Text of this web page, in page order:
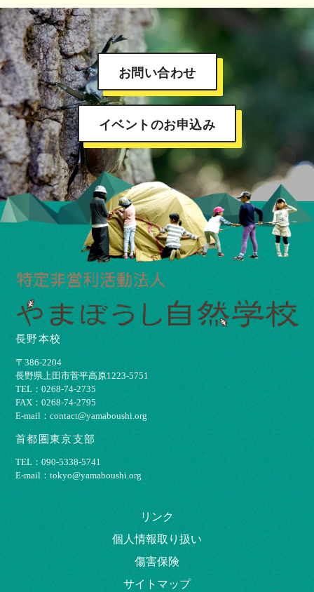
お問い合わせ
イベントのお申込み
長野本校
〒386-2204
⻑野県上⽥市菅平⾼原1223-5751
TEL：0268-74-2735
FAX：0268-74-2795
E-mail：contact@yamaboushi.org
首都圏東京支部
TEL：090-5338-5741
E-mail：tokyo@yamaboushi.org
リンク
個⼈情報取り扱い
傷害保険
サイトマップ